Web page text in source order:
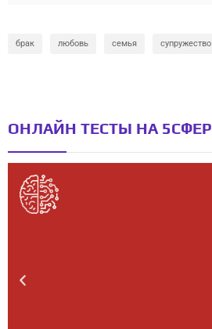
брак любовь семья супружество
ОНЛАЙН ТЕСТЫ НА 5СФЕР